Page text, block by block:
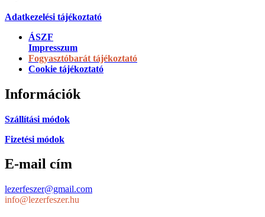
Adatkezelési tájékoztató
ÁSZF
Impresszum
Fogyasztóbarát tájékoztató
Cookie tájékoztató
Információk
Szállítási módok
Fizetési módok
E-mail cím
lezerfeszer@gmail.com
info@lezerfeszer.hu